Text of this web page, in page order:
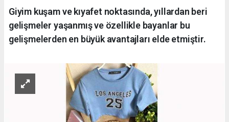
Giyim kuşam ve kıyafet noktasında, yıllardan beri
gelişmeler yaşanmış ve özellikle bayanlar bu
gelişmelerden en büyük avantajları elde etmiştir.